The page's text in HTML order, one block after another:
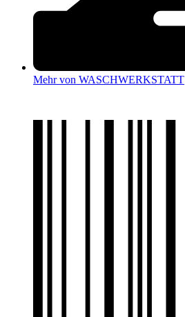
Mehr von WASCHWERKSTATT